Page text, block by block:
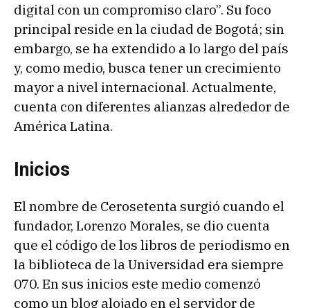
digital con un compromiso claro”. Su foco
principal reside en la ciudad de Bogotá; sin
embargo, se ha extendido a lo largo del país
y, como medio, busca tener un crecimiento
mayor a nivel internacional. Actualmente,
cuenta con diferentes alianzas alrededor de
América Latina.
Inicios
El nombre de Cerosetenta surgió cuando el
fundador, Lorenzo Morales, se dio cuenta
que el código de los libros de periodismo en
la biblioteca de la Universidad era siempre
070. En sus inicios este medio comenzó
como un blog alojado en el servidor de